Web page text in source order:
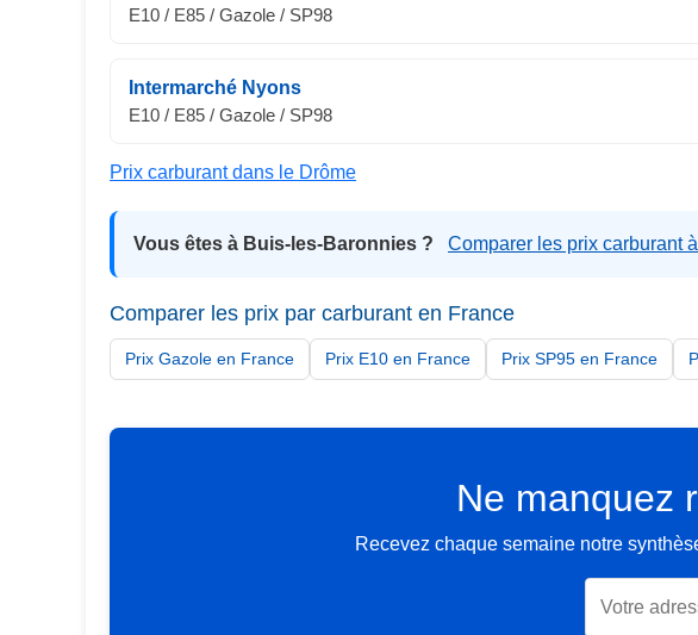
E10 / E85 / Gazole / SP98
Intermarché Nyons
E10 / E85 / Gazole / SP98
Prix carburant dans le Drôme
Vous êtes à Buis-les-Baronnies ? Comparer les prix carburant
Comparer les prix par carburant en France
Prix Gazole en France Prix E10 en France Prix SP95 en France
Ne manquez
Recevez chaque semaine notre